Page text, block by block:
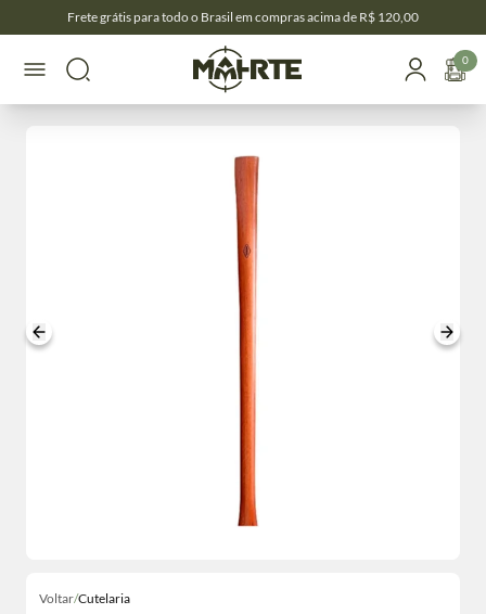
Frete grátis para todo o Brasil em compras acima de R$ 120,00
0
Voltar/Cutelaria